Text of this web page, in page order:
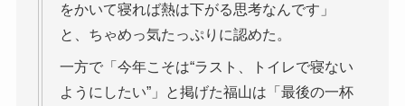
をかいて寝れば熱は下がる思考なんです」
と、ちゃめっ気たっぷりに認めた。
一方で「今年こそは“ラスト、トイレで寝ない
ようにしたい”」と掲げた福山は「最後の一杯